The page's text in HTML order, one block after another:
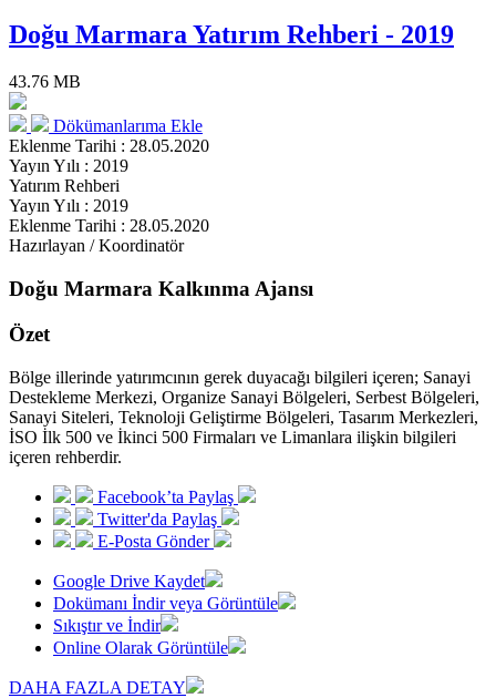
Doğu Marmara Yatırım Rehberi - 2019
43.76 MB
Dökümanlarıma Ekle
Eklenme Tarihi : 28.05.2020
Yayın Yılı : 2019
Yatırım Rehberi
Yayın Yılı : 2019
Eklenme Tarihi : 28.05.2020
Hazırlayan / Koordinatör
Doğu Marmara Kalkınma Ajansı
Özet
Bölge illerinde yatırımcının gerek duyacağı bilgileri içeren; Sanayi
Destekleme Merkezi, Organize Sanayi Bölgeleri, Serbest Bölgeleri,
Sanayi Siteleri, Teknoloji Geliştirme Bölgeleri, Tasarım Merkezleri,
İSO İlk 500 ve İkinci 500 Firmaları ve Limanlara ilişkin bilgileri
içeren rehberdir.
Facebook’ta Paylaş
Twitter'da Paylaş
E-Posta Gönder
Google Drive Kaydet
Dokümanı İndir veya Görüntüle
Sıkıştır ve İndir
Online Olarak Görüntüle
DAHA FAZLA DETAY